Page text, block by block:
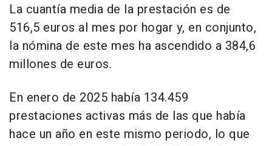
La cuantía media de la prestación es de
516,5 euros al mes por hogar y, en conjunto,
la nómina de este mes ha ascendido a 384,6
millones de euros.
En enero de 2025 había 134.459
prestaciones activas más de las que había
hace un año en este mismo periodo, lo que